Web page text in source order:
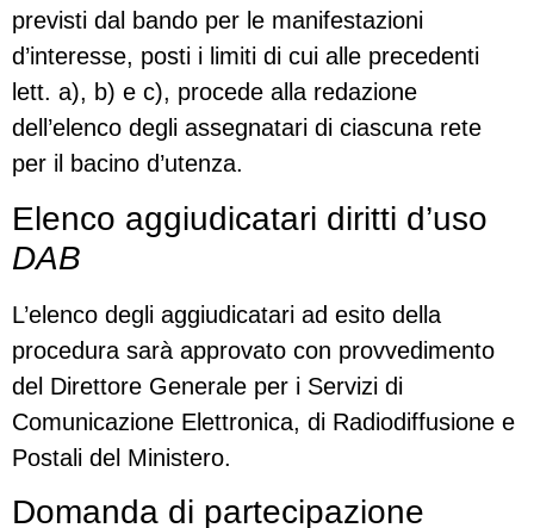
previsti dal bando per le manifestazioni
d’interesse, posti i limiti di cui alle precedenti
lett. a), b) e c), procede alla redazione
dell’elenco degli assegnatari di ciascuna rete
per il bacino d’utenza.
Elenco aggiudicatari diritti d’uso
DAB
L’elenco degli aggiudicatari ad esito della
procedura sarà approvato con provvedimento
del Direttore Generale per i Servizi di
Comunicazione Elettronica, di Radiodiffusione e
Postali del Ministero.
Domanda di partecipazione